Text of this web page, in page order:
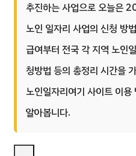
추진하는 사업으로 오늘은
노인 일자리 사업의 신청 방
급여부터 전국 각 지역 노인
청방법 등의 총정리 시간을
노인일자리여기 사이트 이용
알아봅니다.